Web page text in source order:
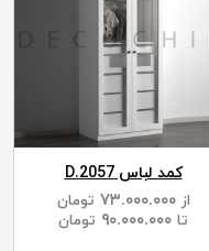
کمد لباس D.2057
از ۷۳.۰۰۰.۰۰۰
تومان
تا
تومان